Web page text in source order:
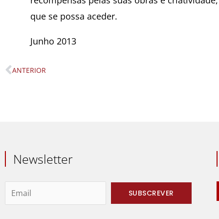
que se possa aceder.
Junho 2013
Prev
ANTERIOR
Newsletter